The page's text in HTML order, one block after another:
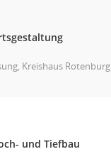
Kreishaus Rotenburg
und Tiefbau